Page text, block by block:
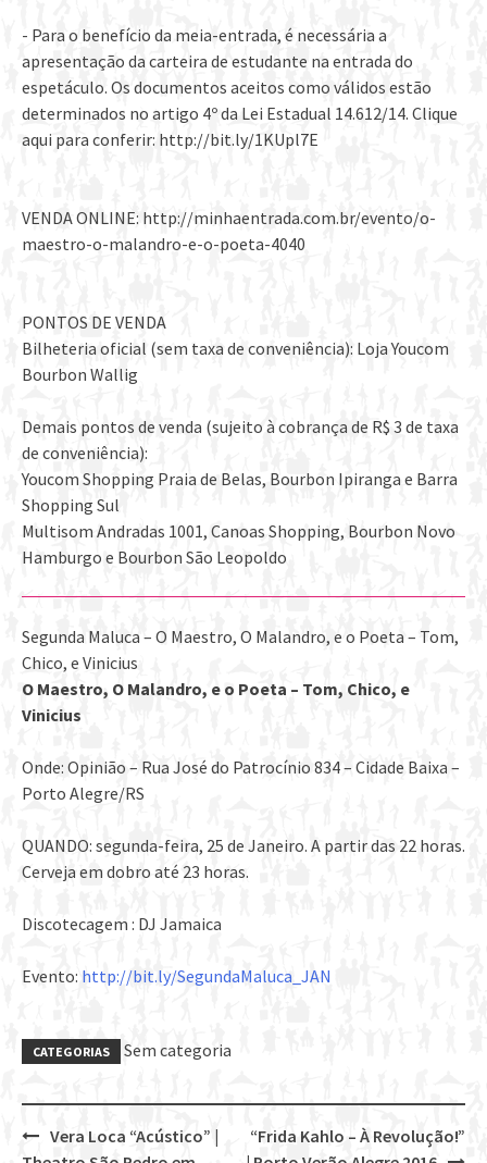
- Para o benefício da meia-entrada, é necessária a
apresentação da carteira de estudante na entrada do
espetáculo. Os documentos aceitos como válidos estão
determinados no artigo 4º da Lei Estadual 14.612/14. Clique
aqui para conferir: http://bit.ly/1KUpl7E
VENDA ONLINE: http://minhaentrada.com.br/evento/o-
maestro-o-malandro-e-o-poeta-4040
PONTOS DE VENDA
Bilheteria oficial (sem taxa de conveniência): Loja Youcom
Bourbon Wallig
Demais pontos de venda (sujeito à cobrança de R$ 3 de taxa
de conveniência):
Youcom Shopping Praia de Belas, Bourbon Ipiranga e Barra
Shopping Sul
Multisom Andradas 1001, Canoas Shopping, Bourbon Novo
Hamburgo e Bourbon São Leopoldo
Segunda Maluca – O Maestro, O Malandro, e o Poeta – Tom,
Chico, e Vinicius
O Maestro, O Malandro, e o Poeta – Tom, Chico, e
Vinicius
Onde: Opinião – Rua José do Patrocínio 834 – Cidade Baixa –
Porto Alegre/RS
QUANDO: segunda-feira, 25 de Janeiro. A partir das 22 horas.
Cerveja em dobro até 23 horas.
Discotecagem : DJ Jamaica
Evento: http://bit.ly/SegundaMaluca_JAN
CATEGORIAS Sem categoria
“Frida Kahlo – À Revolução!”
Vera Loca “Acústico” |